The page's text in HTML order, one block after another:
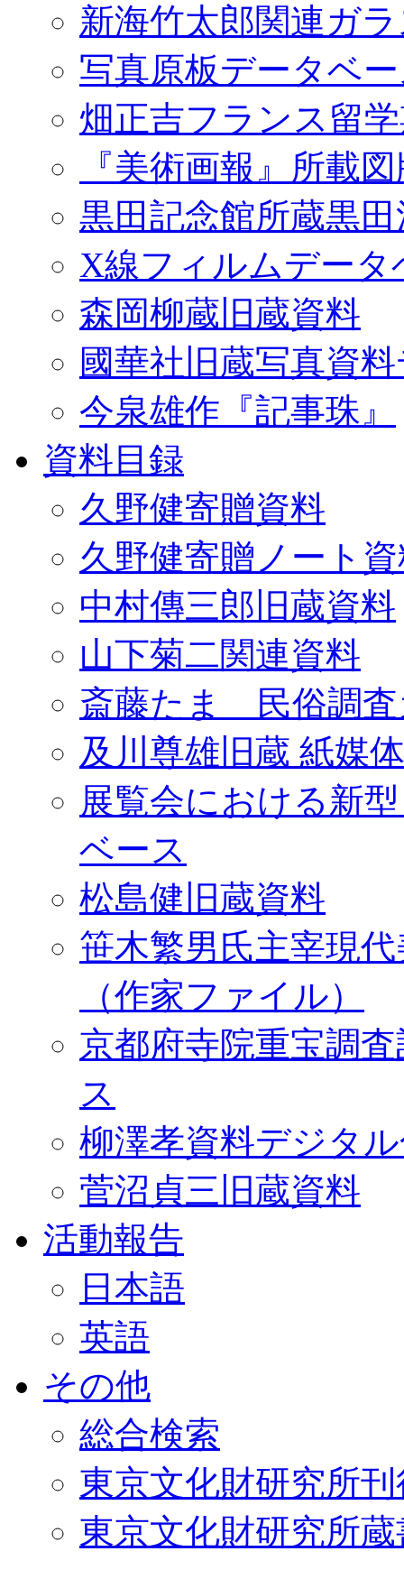
新海竹太郎関連ガ
写真原板データベ
畑正吉フランス留
『美術画報』所載
黒田記念館所蔵黒
X線フィルムデータ
森岡柳蔵旧蔵資料
國華社旧蔵写真資
今泉雄作『記事珠』
資料目録
久野健寄贈資料
久野健寄贈ノート
中村傳三郎旧蔵資料
山下菊二関連資料
斎藤たま 民俗調査
及川尊雄旧蔵 紙媒
展覧会における新
ベース
松島健旧蔵資料
笹木繁男氏主宰現
（作家ファイル）
京都府寺院重宝調
ス
柳澤孝資料デジタ
菅沼貞三旧蔵資料
活動報告
日本語
英語
その他
総合検索
東京文化財研究所
東京文化財研究所